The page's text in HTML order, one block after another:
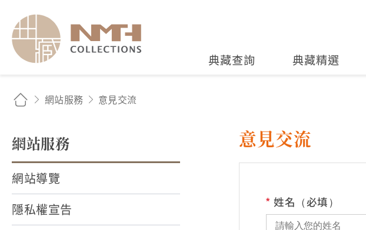
典藏查詢 典藏精選
網站服務 意見交流
網站服務
網站導覽
隱私權宣告
意見交流
* 姓名（必填）